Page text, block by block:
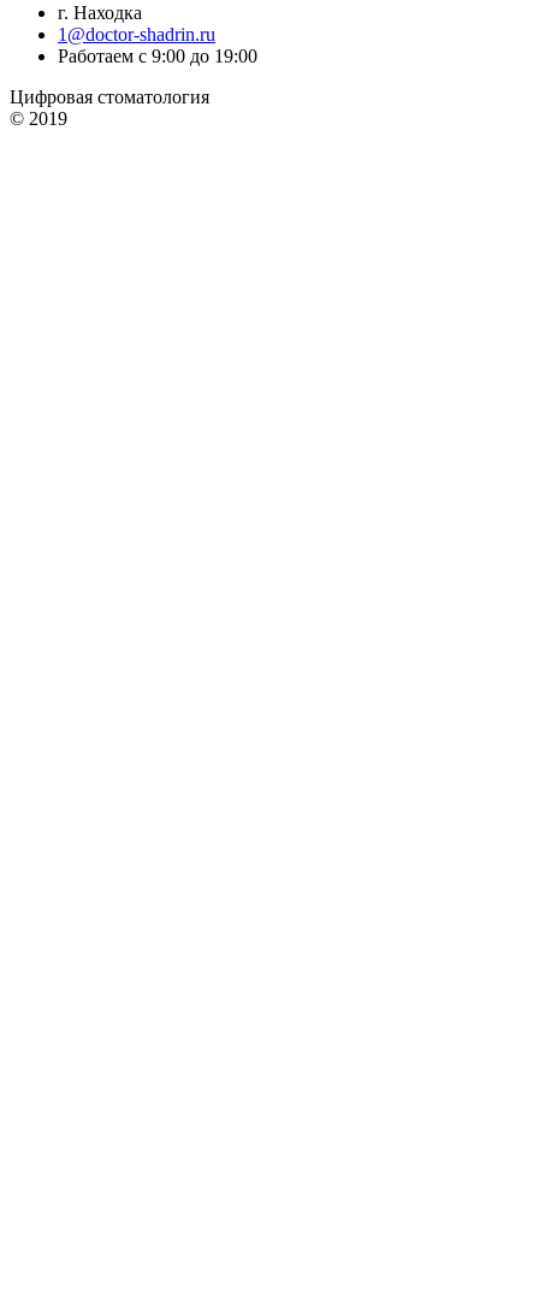
г. Находка
1@doctor-shadrin.ru
Работаем с 9:00 до 19:00
Цифровая стоматология
© 2019